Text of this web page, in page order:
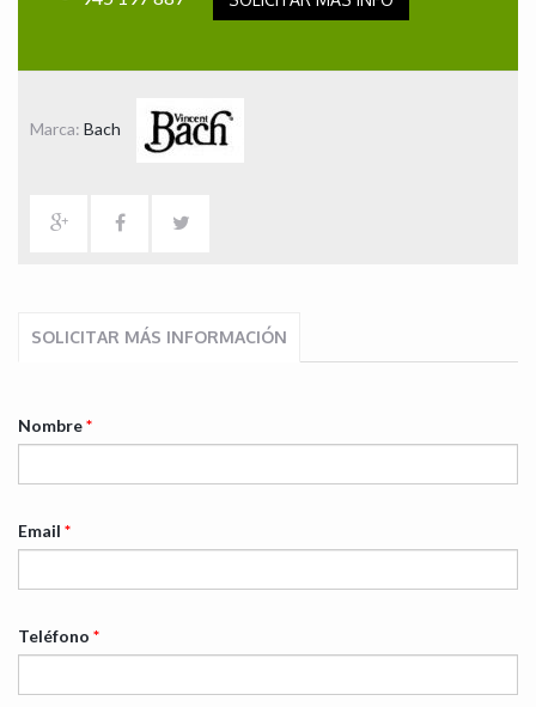
Marca: Bach
SOLICITAR MÁS INFORMACIÓN
Nombre*
Email *
Teléfono *